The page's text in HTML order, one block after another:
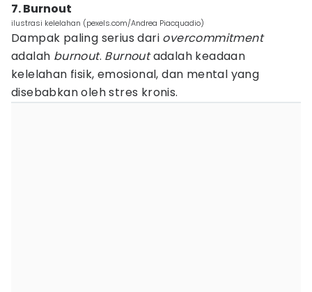
7. Burnout
ilustrasi kelelahan (pexels.com/Andrea Piacquadio)
Dampak paling serius dari overcommitment
adalah burnout. Burnoutadalah keadaan
kelelahan fisik, emosional, dan mental yang
disebabkan oleh stres kronis.